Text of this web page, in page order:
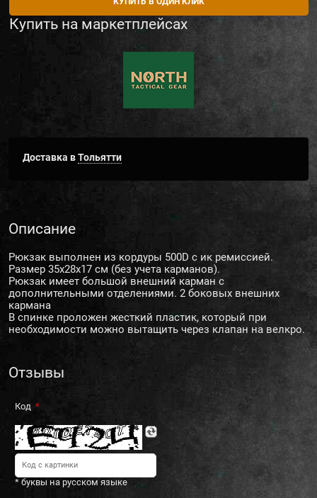
Купить на маркетплейсах
Доставка вТольятти
Описание
Рюкзак выполнен из кордуры 500D с ик ремиссией.
Размер 35х28х17 см (без учета карманов).
Рюкзак имеет большой внешний карман с
дополнительными отделениями. 2 боковых внешних
кармана
В спинке проложен жесткий пластик, который при
необходимости можно вытащить через клапан на велкро.
Отзывы
Код
* буквы на русском языке